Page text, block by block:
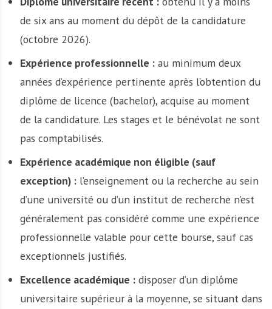
de six ans au moment du dépôt de la candidature
(octobre 2026).
Expérience professionnelle :au minimum deux
années d’expérience pertinente après l’obtention du
diplôme de licence (bachelor), acquise au moment
de la candidature. Les stages et le bénévolat ne sont
pas comptabilisés.
Expérience académique non éligible (sauf
exception) :l’enseignement ou la recherche au sein
d’une université ou d’un institut de recherche n’est
généralement pas considéré comme une expérience
professionnelle valable pour cette bourse, sauf cas
exceptionnels justifiés.
Excellence académique :disposer d’un diplôme
universitaire supérieur à la moyenne, se situant dans